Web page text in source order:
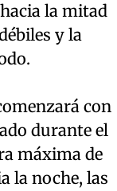
la mitad
y la
con
durante el
máxima de
la noche, las